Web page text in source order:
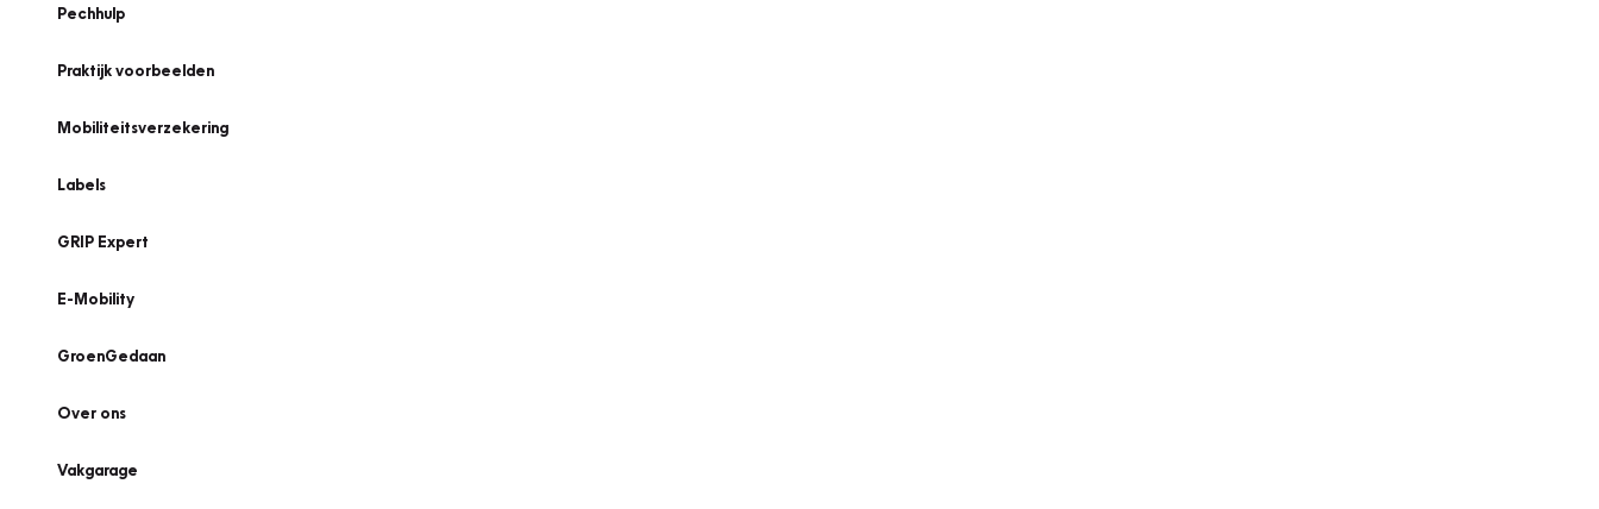
Pechhulp
Praktijk voorbeelden
Mobiliteitsverzekering
Labels
GRIP Expert
E-Mobility
GroenGedaan
Over ons
Vakgarage